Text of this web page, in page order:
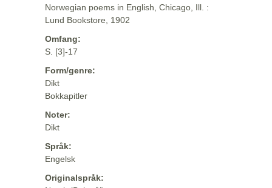
Norwegian poems in English, Chicago, Ill. :
Lund Bookstore, 1902
Omfang:
S. [3]-17
Form/genre:
Dikt
Bokkapitler
Noter:
Dikt
Språk:
Engelsk
Originalspråk: